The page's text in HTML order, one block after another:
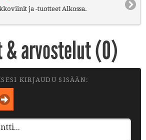
ja -tuotteet Alkossa.
& arvostelut (0)
KIRJAUDU SISÄÄN: